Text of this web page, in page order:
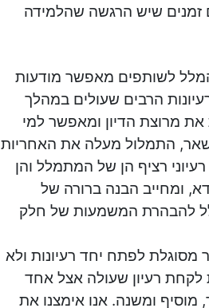
זמנים שיש הרגשה שהלמידה
לשותפים מאפשר מודעות
הרבים שעולים במהלך
את מרוצת הדיון ומאפשר למי
התמלול מעלה את האחריות
רציף הן של המתמלל והן
ומחייב הבנה ברורה של
להבהרת המשמעות של חלק
לפתח יחד רעיונות ולא
לקחת רעיון שעולה אצל אחד
ומשנה. אנו אימצנו את